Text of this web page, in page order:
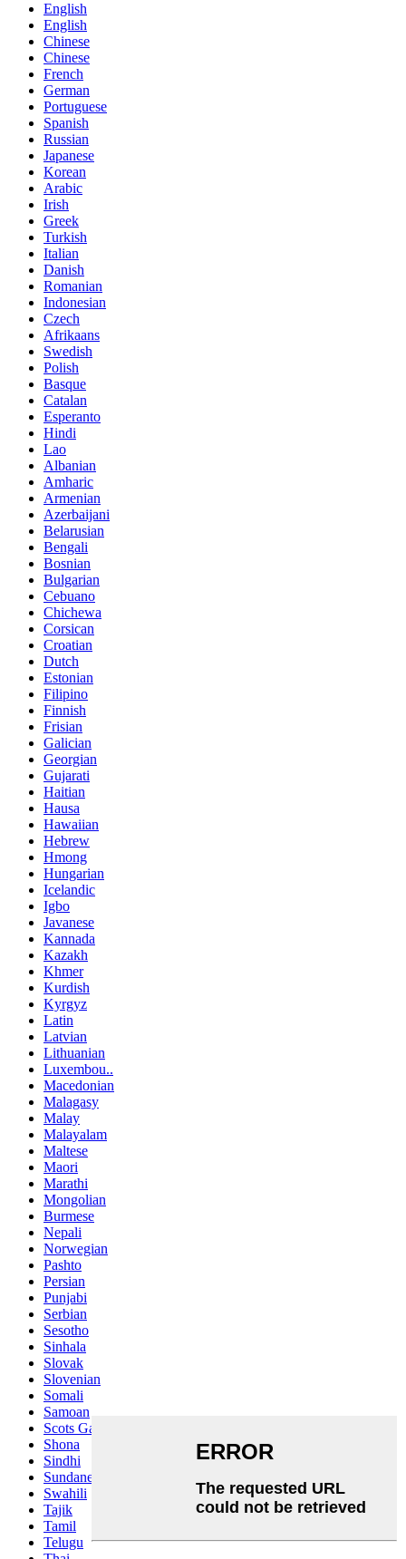
English
English
Chinese
Chinese
French
German
Portuguese
Spanish
Russian
Japanese
Korean
Arabic
Irish
Greek
Turkish
Italian
Danish
Romanian
Indonesian
Czech
Afrikaans
Swedish
Polish
Basque
Catalan
Esperanto
Hindi
Lao
Albanian
Amharic
Armenian
Azerbaijani
Belarusian
Bengali
Bosnian
Bulgarian
Cebuano
Chichewa
Corsican
Croatian
Dutch
Estonian
Filipino
Finnish
Frisian
Galician
Georgian
Gujarati
Haitian
Hausa
Hawaiian
Hebrew
Hmong
Hungarian
Icelandic
Igbo
Javanese
Kannada
Kazakh
Khmer
Kurdish
Kyrgyz
Latin
Latvian
Lithuanian
Luxembou..
Macedonian
Malagasy
Malay
Malayalam
Maltese
Maori
Marathi
Mongolian
Burmese
Nepali
Norwegian
Pashto
Persian
Punjabi
Serbian
Sesotho
Sinhala
Slovak
Slovenian
Somali
Samoan
Scots Gaelic
Shona
Sindhi
Sundanese
Swahili
Tajik
Tamil
Telugu